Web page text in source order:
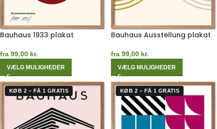
Bauhaus 1933 plakat
fra 99,00 kr.
VÆLG MULIGHEDER
Bauhaus Ausstellung plakat
fra 99,00 kr.
VÆLG MULIGHEDER
KØB 2 – FÅ 1 GRATIS KØB 2 – FÅ 1 GRATIS